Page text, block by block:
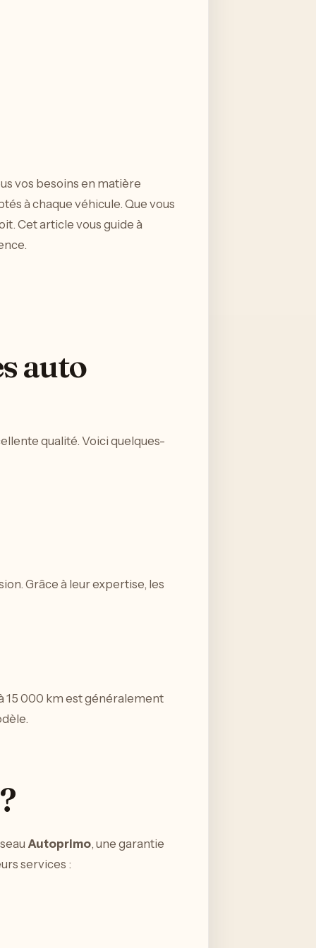
vos besoins en matière
à chaque véhicule. Que vous
Cet article vous guide à
auto
qualité. Voici quelques-
Grâce à leur expertise, les
15 000 km est généralement
Autoprimo, une garantie
services :